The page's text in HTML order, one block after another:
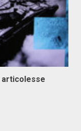
articolesse